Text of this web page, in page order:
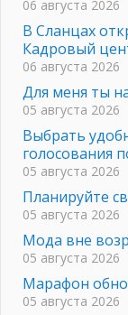
06 августа 2026
В Сланцах
Кадровый
06 августа 2026
Для меня ты
05 августа 2026
Выбрать
голосования
05 августа 2026
Планируйте
05 августа 2026
Мода вне
05 августа 2026
Марафон
05 августа 2026